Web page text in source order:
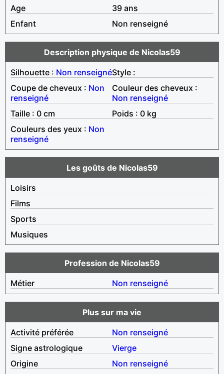
Age
39 ans
Enfant
Non renseigné
Description physique de Nicolas59
Silhouette : Non renseignéStyle :
Coupe de cheveux : Non
renseigné
Couleur des cheveux :
Non renseigné
Taille : 0 cm
Poids : 0 kg
Couleurs des yeux : Non
renseigné
Les goûts de Nicolas59
Loisirs
Films
Sports
Musiques
Profession de Nicolas59
Métier
Non renseigné
Plus sur ma vie
Activité préférée
Non renseigné
Signe astrologique
Vierge
Origine
Non renseigné